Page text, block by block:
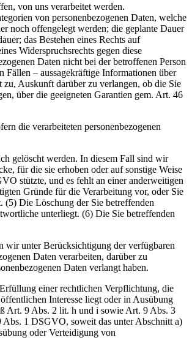
von uns verarbeitet werden.
von personenbezogenen Daten, welche
noch offengelegt werden; die geplante Dauer
das Bestehen eines Rechts auf
Widerspruchsrechts gegen diese
Daten nicht bei der betroffenen Person
– aussagekräftige Informationen über
Auskunft darüber zu verlangen, ob die Sie
über die geeigneten Garantien gem. Art. 46
die verarbeiteten personenbezogenen
gelöscht werden. In diesem Fall sind wir
für die sie erhoben oder auf sonstige Weise
stützte, und es fehlt an einer anderweitigen
Gründe für die Verarbeitung vor, oder Sie
(5) Die Löschung der Sie betreffenden
unterliegt. (6) Die Sie betreffenden
wir unter Berücksichtigung der verfügbaren
Daten verarbeiten, darüber zu
Daten verlangt haben.
einer rechtlichen Verpflichtung, die
Interesse liegt oder in Ausübung
Art. 9 Abs. 2 lit. h und i sowie Art. 9 Abs. 3
1 DSGVO, soweit das unter Abschnitt a)
oder Verteidigung von